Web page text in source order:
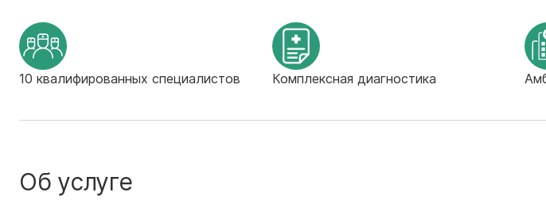
10 квалифированных специалистов Комплексная диагностика
Об услуге